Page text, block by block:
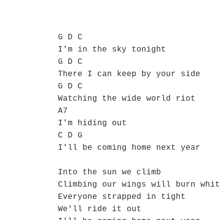
G D C
I'm in the sky tonight
G D C
There I can keep by your side
G D C
Watching the wide world riot
A7
I'm hiding out
C D G
I'll be coming home next year
Into the sun we climb
Climbing our wings will burn
Everyone strapped in tight
We'll ride it out